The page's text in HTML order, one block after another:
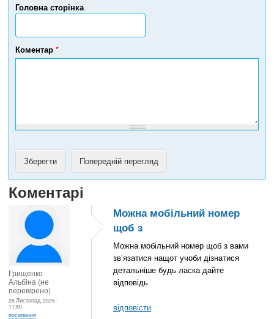
Головна сторінка
т
л
е
ф
Коментар *
Коментарі
Грищенко
Альбіна (не
перевірено)
26 Листопад, 2025 -
11:50
посилання
Можна мобільний номер
щоб з
Можна мобільний номер щоб з вами
звʼязатися нащот учоби дізнатися
детальніше будь ласка дайте
відповідь
відповісти